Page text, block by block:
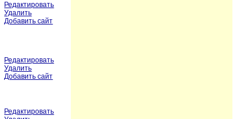
Редактировать
Удалить
Добавить сайт
Редактировать
Удалить
Добавить сайт
Редактировать